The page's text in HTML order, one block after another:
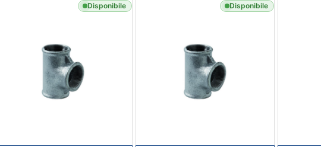
Disponibile Disponibile